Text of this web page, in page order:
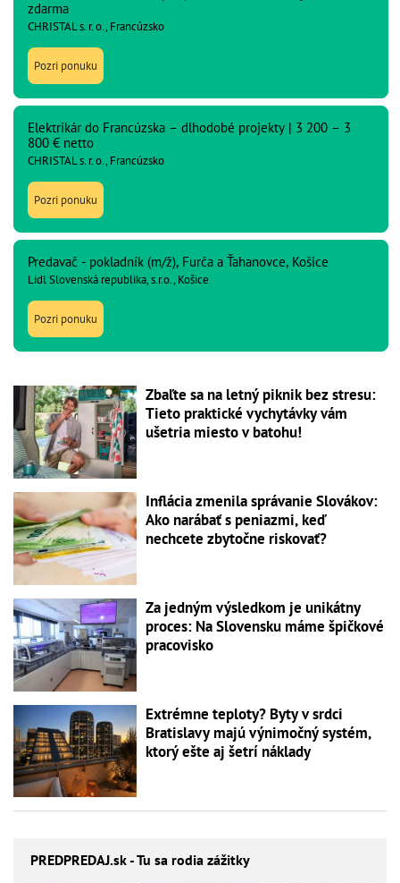
zdarma
CHRISTAL s. r. o., Francúzsko
Pozri ponuku
Elektrikár do Francúzska – dlhodobé projekty | 3 200 – 3
800 € netto
CHRISTAL s. r. o., Francúzsko
Pozri ponuku
Predavač - pokladník (m/ž), Furča a Ťahanovce, Košice
Lidl Slovenská republika, s.r.o., Košice
Pozri ponuku
Zbaľte sa na letný piknik bez stresu:
Tieto praktické vychytávky vám
ušetria miesto v batohu!
Inflácia zmenila správanie Slovákov:
Ako narábať s peniazmi, keď
nechcete zbytočne riskovať?
Za jedným výsledkom je unikátny
proces: Na Slovensku máme špičkové
pracovisko
Extrémne teploty? Byty v srdci
Bratislavy majú výnimočný systém,
ktorý ešte aj šetrí náklady
PREDPREDAJ.sk - Tu sa rodia zážitky